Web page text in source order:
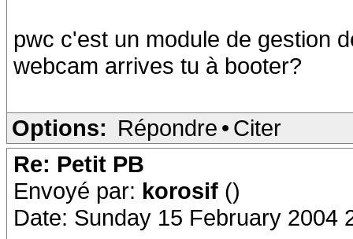
pwc c'est un module de gestion
webcam arrives tu à booter?
Options: Répondre • Citer
Re: Petit PB
Envoyé par: korosif ()
Date: Sunday 15 February 2004